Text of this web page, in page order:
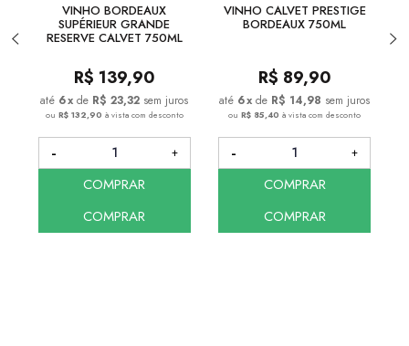
VINHO BORDEAUX
SUPÉRIEUR GRANDE
RESERVE CALVET 750ML
R$ 139,90
6x de R$ 23,32 sem juros
ou R$ 132,90 à vista com desconto
COMPRAR
COMPRAR
VINHO CALVET PRESTIGE
BORDEAUX 750ML
R$ 89,90
6x de R$ 14,98 sem juros
ouR$ 85,40à vista com desconto
COMPRAR
COMPRAR